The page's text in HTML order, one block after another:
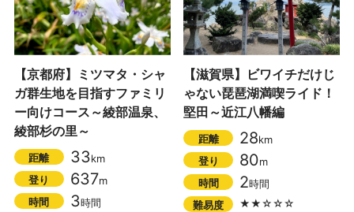
【京都府】ミツマタ・シャ
ガ群生地を目指すファミリ
ー向けコース～綾部温泉、
綾部杉の里～
距離 33km
登り
637m
時間
3時間
【滋賀県】ビワイチだけじ
ゃない琵琶湖満喫ライド！
堅田～近江八幡編
距離 28km
登り
80m
時間
2時間
難易度
★★☆☆☆